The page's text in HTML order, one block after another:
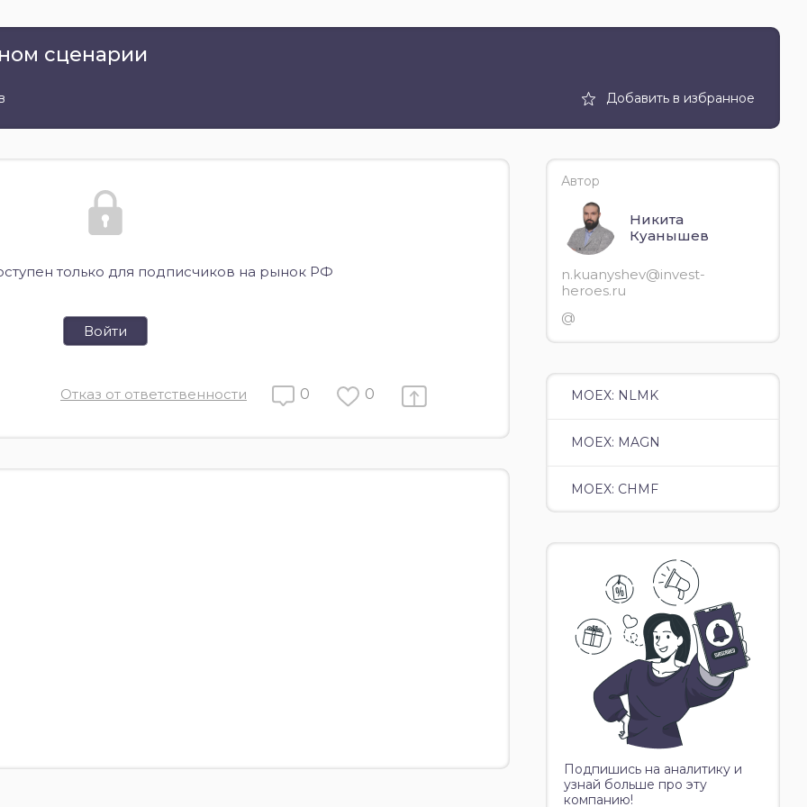
сценарии
Добавить в избранное
только для подписчиков на рынок РФ
Войти
Отказ от ответственности 0 0
Автор
Никита
Куанышев
n.kuanyshev@invest-
heroes.ru
@
MOEX: NLMK
MOEX: MAGN
MOEX: CHMF
Подпишись на аналитику и
узнай больше про эту
компанию!